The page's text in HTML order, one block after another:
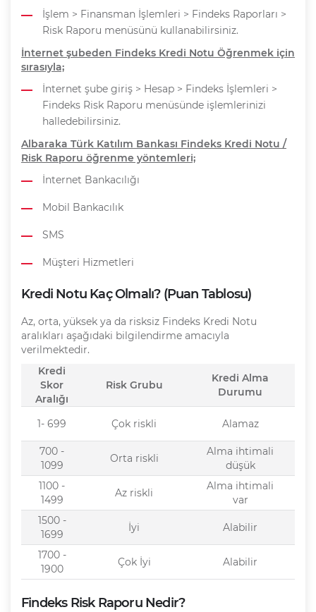
İşlem > Finansman İşlemleri > Findeks Raporları >
Risk Raporu menüsünü kullanabilirsiniz.
İnternet şubeden Findeks Kredi Notu Öğrenmek için
sırasıyla;
İnternet şube giriş > Hesap > Findeks İşlemleri >
Findeks Risk Raporu menüsünde işlemlerinizi
halledebilirsiniz.
Albaraka Türk Katılım Bankası Findeks Kredi Notu /
Risk Raporu öğrenme yöntemleri;
İnternet Bankacılığı
Mobil Bankacılık
SMS
Müşteri Hizmetleri
Kredi Notu Kaç Olmalı? (Puan Tablosu)
Az, orta, yüksek ya da risksiz Findeks Kredi Notu
aralıkları aşağıdaki bilgilendirme amacıyla
verilmektedir.
Kredi
Skor
Aralığı
Risk Grubu
Kredi Alma
Durumu
1- 699 Çok riskli Alamaz
700 -
1099
Orta riskli
Alma ihtimali
düşük
1100 -
1499
Az riskli
Alma ihtimali
var
1500 -
1699
İyi Alabilir
1700 -
1900
Çok İyi Alabilir
Findeks Risk Raporu Nedir?